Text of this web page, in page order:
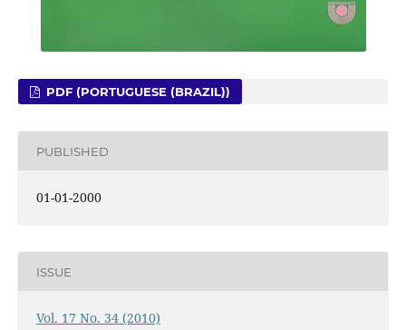
PDF (PORTUGUESE (BRAZIL))
PUBLISHED
01-01-2000
ISSUE
Vol. 17 No. 34 (2010)